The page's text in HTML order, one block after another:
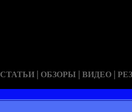
СТАТЬИ | ОБЗОРЫ | ВИДЕО |